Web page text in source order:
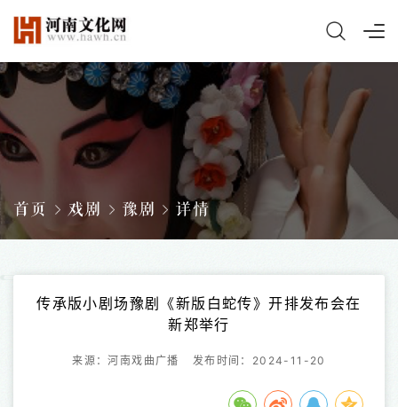
首页 戏剧 豫剧 详情
传承版小剧场豫剧《新版白蛇传》开排发布会在
新郑举行
来源：河南戏曲广播 发布时间：2024-11-20